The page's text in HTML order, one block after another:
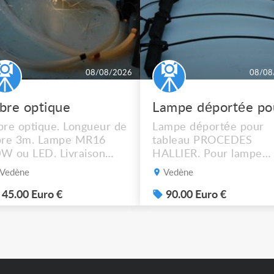
08/08/2026
optique
optique. Longueur de
3m. Lampe MR16
ou LED. Livraison
Vedène
45.00 Euro €
08/
Lampe déportée pour
tableau PROCEDES
HALLIER. Pour lampe
MR16 halogène ou LED
possible. 90€ le lot de 4.
Vedène
90.00 Euro €